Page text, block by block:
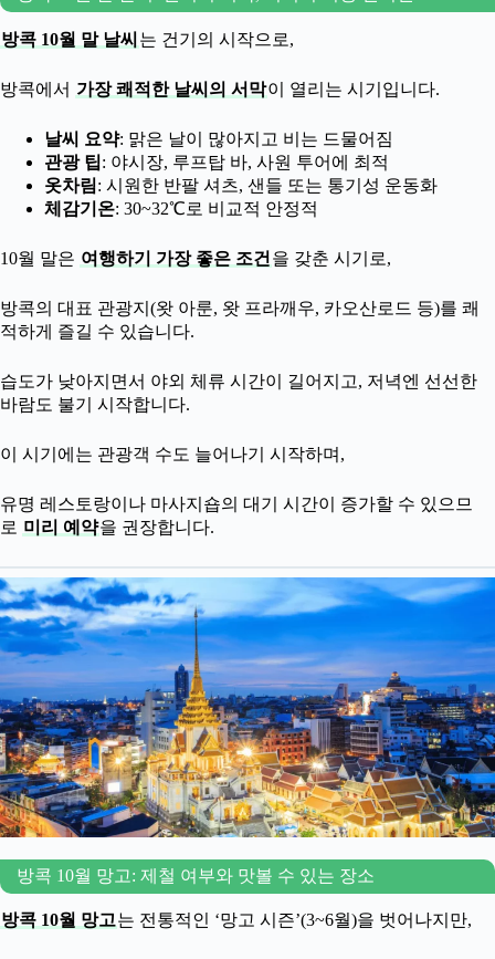
방콕 10월 말 날씨 는 건기의 시작으로,
방콕에서 가장 쾌적한 날씨의 서막이 열리는 시기입니다.
날씨 요약: 맑은 날이 많아지고 비는 드물어짐
관광 팁: 야시장, 루프탑 바, 사원 투어에 최적
옷차림: 시원한 반팔 셔츠, 샌들 또는 통기성 운동화
체감기온: 30~32℃로 비교적 안정적
10월 말은 여행하기 가장 좋은 조건 을 갖춘 시기로,
방콕의 대표 관광지(왓 아룬, 왓 프라깨우, 카오산로드 등)를 쾌
적하게 즐길 수 있습니다.
습도가 낮아지면서 야외 체류 시간이 길어지고, 저녁엔 선선한
바람도 불기 시작합니다.
이 시기에는 관광객 수도 늘어나기 시작하며,
유명 레스토랑이나 마사지숍의 대기 시간이 증가할 수 있으므
로 미리 예약을 권장합니다.
방콕 10월 망고: 제철 여부와 맛볼 수 있는 장소
방콕 10월 망고는 전통적인 ‘망고 시즌’(3~6월)을 벗어나지만,